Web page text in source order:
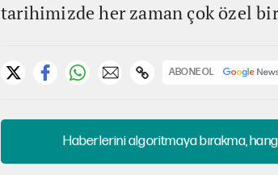
tarihimizde her zaman çok özel
ABONE OL
Haberlerini algoritmaya bırakma,